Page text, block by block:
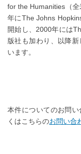
for the Humanities（
年にThe Johns
開始し、2000年には
版社も加わり、以降
います。
本件についてのお問
くはこちらのお問い合